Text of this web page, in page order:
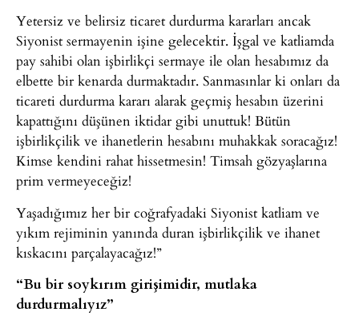
Yetersiz ve belirsiz ticaret durdurma kararları ancak
Siyonist sermayenin işine gelecektir. İşgal ve katliamda
pay sahibi olan işbirlikçi sermaye ile olan hesabımız da
elbette bir kenarda durmaktadır. Sanmasınlar ki onları da
ticareti durdurma kararı alarak geçmiş hesabın üzerini
kapattığını düşünen iktidar gibi unuttuk! Bütün
işbirlikçilik ve ihanetlerin hesabını muhakkak soracağız!
Kimse kendini rahat hissetmesin! Timsah gözyaşlarına
prim vermeyeceğiz!
Yaşadığımız her bir coğrafyadaki Siyonist katliam ve
yıkım rejiminin yanında duran işbirlikçilik ve ihanet
kıskacını parçalayacağız!”
“Bu bir soykırım girişimidir, mutlaka
durdurmalıyız”